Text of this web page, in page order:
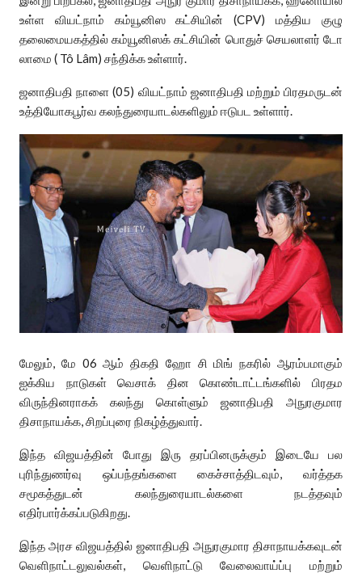
உள்ள வியட்நாம் கம்யூனிஸ கட்சியின் (CPV) மத்திய குழு
தலைமையகத்தில் கம்யூனிஸக் கட்சியின் பொதுச் செயலாளர் டோ
லாமை ( Tô Lâm) சந்திக்க உள்ளார்.
ஜனாதிபதி நாளை (05) வியட்நாம் ஜனாதிபதி மற்றும் பிரதமருடன்
உத்தியோகபூர்வ கலந்துரையாடல்களிலும் ஈடுபட உள்ளார்.
மேலும், மே 06 ஆம் திகதி ஹோ சி மிங் நகரில் ஆரம்பமாகும்
ஐக்கிய நாடுகள் வெசாக் தின கொண்டாட்டங்களில் பிரதம
விருந்தினராகக் கலந்து கொள்ளும் ஜனாதிபதி அநுரகுமார
திசாநாயக்க, சிறப்புரை நிகழ்த்துவார்.
இந்த விஜயத்தின் போது இரு தரப்பினருக்கும் இடையே பல
புரிந்துணர்வு ஒப்பந்தங்களை கைச்சாத்திடவும், வர்த்தக
சமூகத்துடன் கலந்துரையாடல்களை நடத்தவும்
எதிர்பார்க்கப்படுகிறது.
இந்த அரச விஜயத்தில் ஜனாதிபதி அநுரகுமார திசாநாயக்கவுடன்
வெளிநாட்டலுவல்கள், வெளிநாட்டு வேலைவாய்ப்பு மற்றும்